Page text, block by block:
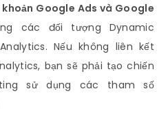
Google Ads và Google
các đối tượng Dynamic
Nếu không liên kết
bạn sẽ phải tạo chiến
sử dụng các tham số